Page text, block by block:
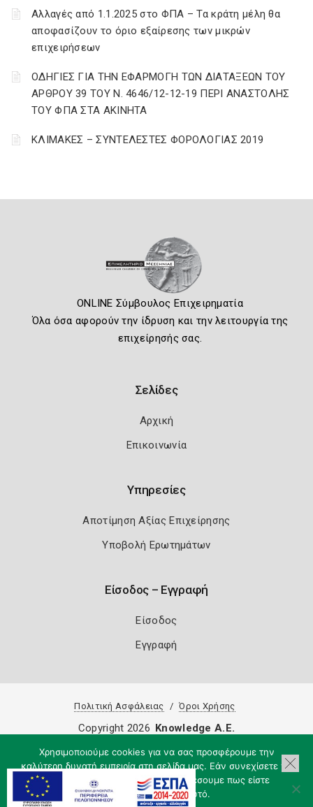
Αλλαγές από 1.1.2025 στο ΦΠΑ – Τα κράτη μέλη θα
αποφασίζουν το όριο εξαίρεσης των μικρών
επιχειρήσεων
ΟΔΗΓΙΕΣ ΓΙΑ ΤΗΝ ΕΦΑΡΜΟΓΗ ΤΩΝ ΔΙΑΤΑΞΕΩΝ ΤΟΥ
ΑΡΘΡΟΥ 39 ΤΟΥ Ν. 4646/12-12-19 ΠΕΡΙ ΑΝΑΣΤΟΛΗΣ
ΤΟΥ ΦΠΑ ΣΤΑ ΑΚΙΝΗΤΑ
ΚΛΙΜΑΚΕΣ – ΣΥΝΤΕΛΕΣΤΕΣ ΦΟΡΟΛΟΓΙΑΣ 2019
ONLINE Σύμβουλος Επιχειρηματία
Όλα όσα αφορούν την ίδρυση και την λειτουργία της
επιχείρησής σας.
Σελίδες
Αρχική
Επικοινωνία
Υπηρεσίες
Αποτίμηση Αξίας Επιχείρησης
Υποβολή Ερωτημάτων
Είσοδος – Εγγραφή
Είσοδος
Εγγραφή
Πολιτική Ασφάλειας Όροι Χρήσης
Χρησιμοποιούμε cookies για να σας προσφέρουμε την
καλύτερη δυνατή εμπειρία στη σελίδα μας. Εάν συνεχίσετε να
χρησιμοποιείτε τη σελίδα, θα υποθέσουμε πως είστε
ικανοποιημένοι με αυτό.
Copyright 2026 Knowledge A.E.